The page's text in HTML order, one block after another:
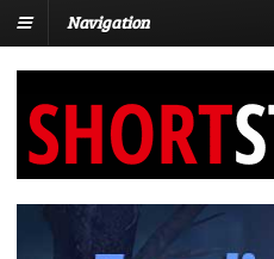
Navigation